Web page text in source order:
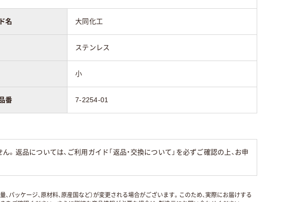
名 大同化工
ステンレス
小
番 7-2254-01
返品については、ご利用ガイド「返品・交換について」を必ずご確認の上、お申
パッケージ、原材料、原産国など）が変更される場合がございます。このため、実際にお届けする